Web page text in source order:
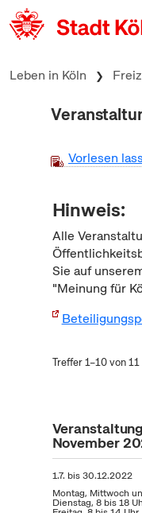
zum Inhalt springen
Leben in Köln
Vorlesen
Hinweis:
Alle
Sie auf
"Meinung für
Treffer 1–10 von 11
November
1.7. bis30.12.2022
Montag, Mittwoch
Dienstag, 8 bis 18